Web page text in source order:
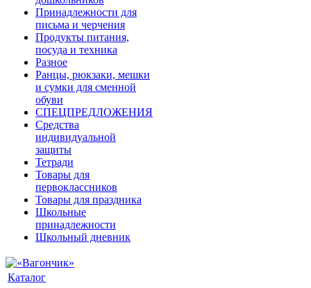
Принадлежности для
письма и черчения
Продукты питания,
посуда и техника
Разное
Ранцы, рюкзаки, мешки
и сумки для сменной
обуви
СПЕЦПРЕДЛОЖЕНИЯ
Средства
индивидуальной
защиты
Тетради
Товары для
первоклассников
Товары для праздника
Школьные
принадлежности
Школьный дневник
Каталог